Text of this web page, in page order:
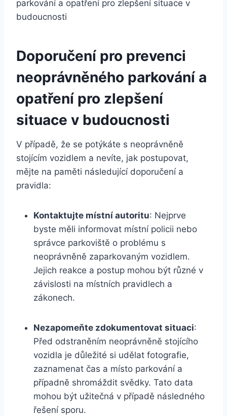
Doporučení pro prevenci
neoprávněného parkování a
opatření pro zlepšení
situace v budoucnosti
V případě, že se potýkáte s neoprávněně
stojícím vozidlem a nevíte, jak postupovat,
mějte na paměti následující doporučení a
pravidla:
Kontaktujte místní autoritu: Nejprve
byste měli informovat místní policii nebo
správce parkoviště o problému s
neoprávněně zaparkovaným vozidlem.
Jejich reakce a postup mohou být různé v
závislosti na místních pravidlech a
zákonech.
Nezapomeňte zdokumentovat situaci:
Před odstraněním neoprávněně stojícího
vozidla je důležité si udělat fotografie,
zaznamenat čas a místo parkování a
případně shromáždit svědky. Tato data
mohou být užitečná v případě následného
řešení sporu.